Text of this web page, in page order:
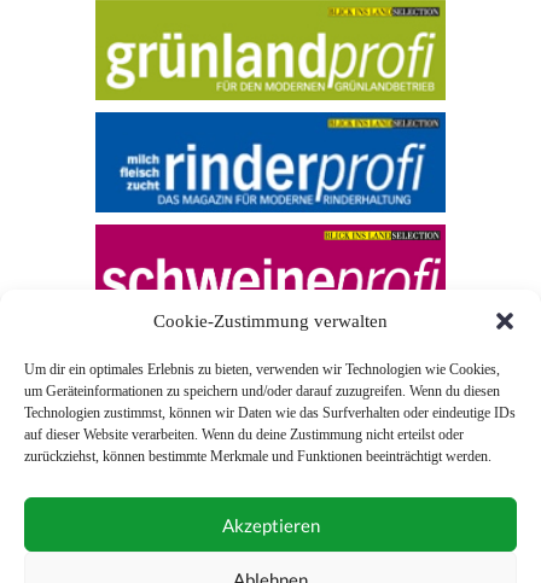
Cookie-Zustimmung verwalten
Um dir ein optimales Erlebnis zu bieten, verwenden wir Technologien wie Cookies,
um Geräteinformationen zu speichern und/oder darauf zuzugreifen. Wenn du diesen
Technologien zustimmst, können wir Daten wie das Surfverhalten oder eindeutige IDs
auf dieser Website verarbeiten. Wenn du deine Zustimmung nicht erteilst oder
zurückziehst, können bestimmte Merkmale und Funktionen beeinträchtigt werden.
Akzeptieren
© 2026 Blick ins Land
Unterstützt durch
0043 (0)1 581 28 90 0